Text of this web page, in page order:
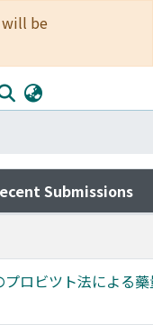
will be
Submissions
プロビツト法による